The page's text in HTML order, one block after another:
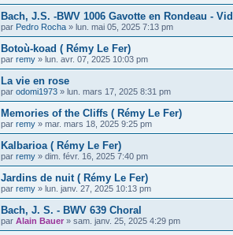
Bach, J.S. -BWV 1006 Gavotte en Rondeau -
par Pedro Rocha » lun. mai 05, 2025 7:13 pm
Botoù-koad ( Rémy Le Fer)
par remy » lun. avr. 07, 2025 10:03 pm
La vie en rose
par odomi1973 » lun. mars 17, 2025 8:31 pm
Memories of the Cliffs ( Rémy Le Fer)
par remy » mar. mars 18, 2025 9:25 pm
Kalbarioa ( Rémy Le Fer)
par remy » dim. févr. 16, 2025 7:40 pm
Jardins de nuit ( Rémy Le Fer)
par remy » lun. janv. 27, 2025 10:13 pm
Bach, J. S. - BWV 639 Choral
par Alain Bauer » sam. janv. 25, 2025 4:29 pm